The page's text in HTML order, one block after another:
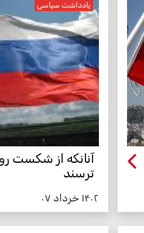
یادداشت سیاسی
آنانکه از شکست
ترسند
۱۴۰۲ خرداد ۰۷